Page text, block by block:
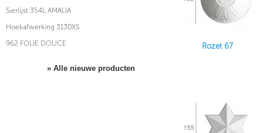
Sierlijst 354L AMALIA
Hoekafwerking 3130XS
962 FOLIE DOUCE
» Alle nieuwe producten
Rozet 67